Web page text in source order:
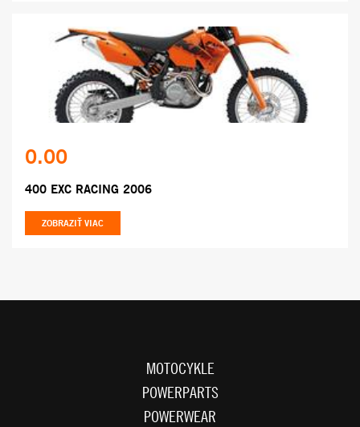
0.00
400 EXC RACING 2006
ZOBRAZIŤ VIAC
MOTOCYKLE
POWERPARTS
POWERWEAR